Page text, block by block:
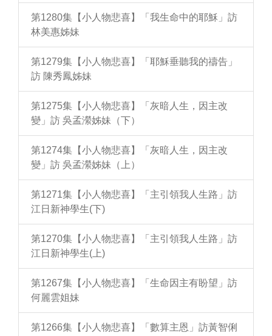
第1280集【小人物悲喜】「我生命中的耶穌」訪
林美惠姊妹
第1279集【小人物悲喜】「耶穌垂聽我的禱告」
訪 陳秀鳳姊妹
第1275集【小人物悲喜】「灰暗人生，因主改
變」訪 吳孟瀠姊妹（下）
第1274集【小人物悲喜】「灰暗人生，因主改
變」訪 吳孟瀠姊妹（上）
第1271集【小人物悲喜】「主引領我人生路」訪
江日新神學生(下)
第1270集【小人物悲喜】「主引領我人生路」訪
江日新神學生(上)
第1267集【小人物悲喜】「生命因主有盼望」訪
何麗雲姐妹
第1266集【小人物悲喜】「數算主恩」訪黃智俐